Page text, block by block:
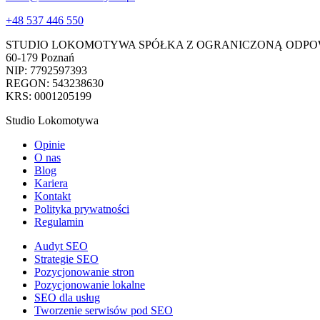
+48 537 446 550
STUDIO LOKOMOTYWA SPÓŁKA Z OGRANICZONĄ
60-179 Poznań
NIP: 7792597393
REGON: 543238630
KRS: 0001205199
Studio Lokomotywa
Opinie
O nas
Blog
Kariera
Kontakt
Polityka prywatności
Regulamin
Audyt SEO
Strategie SEO
Pozycjonowanie stron
Pozycjonowanie lokalne
SEO dla usług
Tworzenie serwisów pod SEO